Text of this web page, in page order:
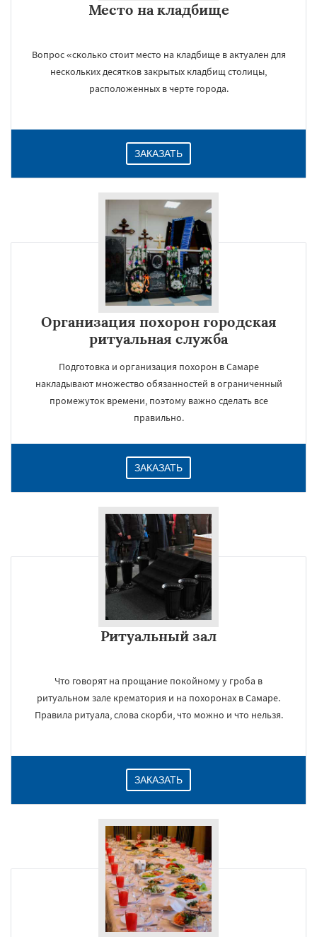
Место на кладбище
Вопрос «сколько стоит место на кладбище в актуален для
нескольких десятков закрытых кладбищ столицы,
расположенных в черте города.
ЗАКАЗАТЬ
Организация похорон городская
ритуальная служба
Подготовка и организация похорон в Самаре
накладывают множество обязанностей в ограниченный
промежуток времени, поэтому важно сделать все
правильно.
ЗАКАЗАТЬ
Ритуальный зал
Что говорят на прощание покойному у гроба в
ритуальном зале крематория и на похоронах в Самаре.
Правила ритуала, слова скорби, что можно и что нельзя.
ЗАКАЗАТЬ
Даю согласие на обработку персональных данных